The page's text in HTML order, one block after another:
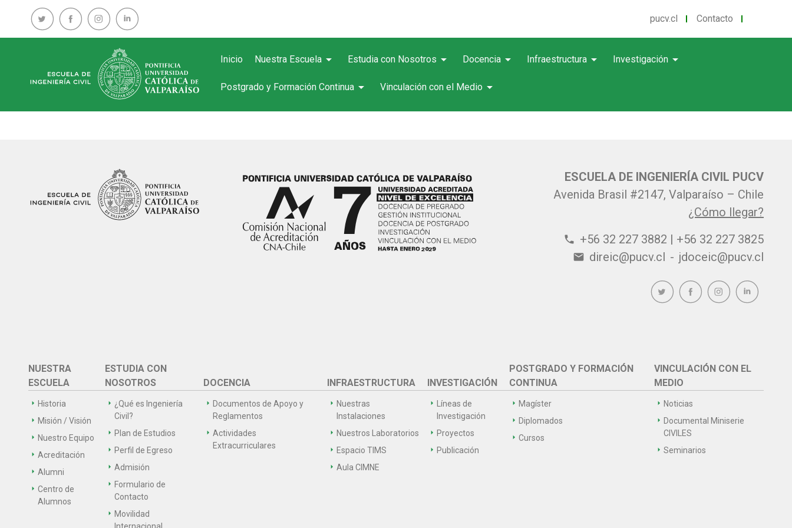
pucv.cl Contacto
Inicio Nuestra Escuela arrow_drop_down Estudia con Nosotros arrow_drop_down Docencia arrow_drop_down Infraestructura arrow_drop_down Investigación arrow_drop_down
Postgrado y Formación Continua arrow_drop_down Vinculación con el Medio arrow_drop_down
ESCUELA DE INGENIERÍA CIVIL PUCV
Avenida Brasil #2147, Valparaíso – Chile
¿Cómo llegar?
phone +56 32 227 3882 | +56 32 227 3825
email direic@pucv.cl - jdoceic@pucv.cl
NUESTRA
ESCUELA
Historia
Misión / Visión
Nuestro Equipo
Acreditación
Alumni
Centro de
Alumnos
ESTUDIA CON
NOSOTROS
¿Qué es Ingeniería
Civil?
Plan de Estudios
Perfil de Egreso
Admisión
Formulario de
Contacto
Movilidad
DOCENCIA
Documentos de Apoyo y
Reglamentos
Actividades
Extracurriculares
INFRAESTRUCTURA
Nuestras
Instalaciones
Nuestros Laboratorios
Espacio TIMS
Aula CIMNE
INVESTIGACIÓN
Líneas de
Investigación
Proyectos
Publicación
POSTGRADO Y FORMACIÓN
CONTINUA
Magíster
Diplomados
Cursos
VINCULACIÓN CON EL
MEDIO
Noticias
Documental Miniserie
CIVILES
Seminarios